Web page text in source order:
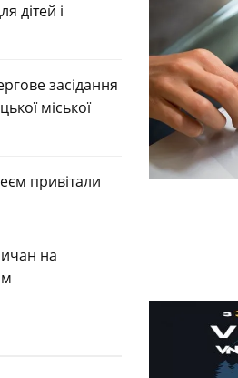
дітей і
засідання
міської
привітали
на